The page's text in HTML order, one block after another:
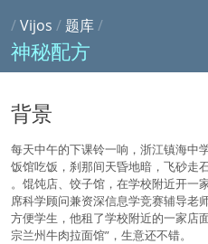
/Vijos / 题库/
神秘配方
背景
每天中午的下课铃一响，浙江镇海中
饭馆吃饭，刹那间天昏地暗，飞砂走
。馄饨店、饺子馆，在学校附近开一
席科学顾问兼资深信息学竞赛辅导老
方便学生，他租了学校附近的一家店
宗兰州牛肉拉面馆”，生意还不错。